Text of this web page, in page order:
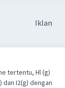
Iklan
tertentu, Hl (g)
dan I2(g) dengan